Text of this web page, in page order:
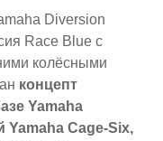
Diversion
Race Blue с
колёсными
концепт
Yamaha
Cage-Six,